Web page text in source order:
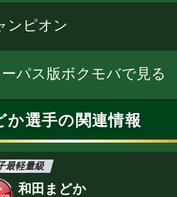
ンピオン
パス版ボクモバで見る
か選手の関連情報
最軽量級
和田まどか